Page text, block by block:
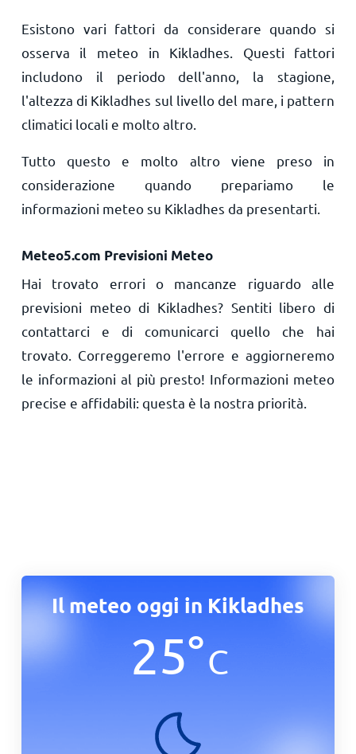
Esistono vari fattori da considerare quando si
osserva il meteo in Kikladhes. Questi fattori
includono il periodo dell'anno, la stagione,
l'altezza di Kikladhes sul livello del mare, i pattern
climatici locali e molto altro.
Tutto questo e molto altro viene preso in
considerazione quando prepariamo le
informazioni meteo su Kikladhes da presentarti.
Meteo5.com Previsioni Meteo
Hai trovato errori o mancanze riguardo alle
previsioni meteo di Kikladhes? Sentiti libero di
contattarci e di comunicarci quello che hai
trovato. Correggeremo l'errore e aggiorneremo
le informazioni al più presto! Informazioni meteo
precise e affidabili: questa è la nostra priorità.
Il meteo oggi in Kikladhes
25°C